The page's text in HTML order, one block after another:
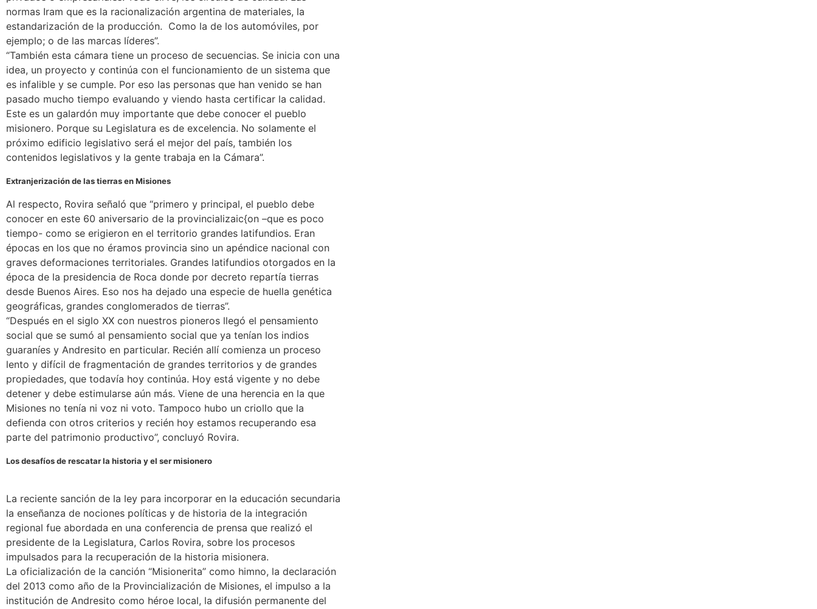
normas Iram que es la racionalización argentina de materiales, la
estandarización de la producción. Como la de los automóviles, por
ejemplo; o de las marcas líderes”.
“También esta cámara tiene un proceso de secuencias. Se inicia con una
idea, un proyecto y continúa con el funcionamiento de un sistema que
es infalible y se cumple. Por eso las personas que han venido se han
pasado mucho tiempo evaluando y viendo hasta certificar la calidad.
Este es un galardón muy importante que debe conocer el pueblo
misionero. Porque su Legislatura es de excelencia. No solamente el
próximo edificio legislativo será el mejor del país, también los
contenidos legislativos y la gente trabaja en la Cámara”.
Extranjerización de las tierras en Misiones
Al respecto, Rovira señaló que “primero y principal, el pueblo debe
conocer en este 60 aniversario de la provincializaic{on –que es poco
tiempo- como se erigieron en el territorio grandes latifundios. Eran
épocas en los que no éramos provincia sino un apéndice nacional con
graves deformaciones territoriales. Grandes latifundios otorgados en la
época de la presidencia de Roca donde por decreto repartía tierras
desde Buenos Aires. Eso nos ha dejado una especie de huella genética
geográficas, grandes conglomerados de tierras”.
“Después en el siglo XX con nuestros pioneros llegó el pensamiento
social que se sumó al pensamiento social que ya tenían los indios
guaraníes y Andresito en particular. Recién allí comienza un proceso
lento y difícil de fragmentación de grandes territorios y de grandes
propiedades, que todavía hoy continúa. Hoy está vigente y no debe
detener y debe estimularse aún más. Viene de una herencia en la que
Misiones no tenía ni voz ni voto. Tampoco hubo un criollo que la
defienda con otros criterios y recién hoy estamos recuperando esa
parte del patrimonio productivo”, concluyó Rovira.
Los desafíos de rescatar la historia y el ser misionero
La reciente sanción de la ley para incorporar en la educación secundaria
la enseñanza de nociones políticas y de historia de la integración
regional fue abordada en una conferencia de prensa que realizó el
presidente de la Legislatura, Carlos Rovira, sobre los procesos
impulsados para la recuperación de la historia misionera.
La oficialización de la canción “Misionerita” como himno, la declaración
del 2013 como año de la Provincialización de Misiones, el impulso a la
institución de Andresito como héroe local, la difusión permanente del